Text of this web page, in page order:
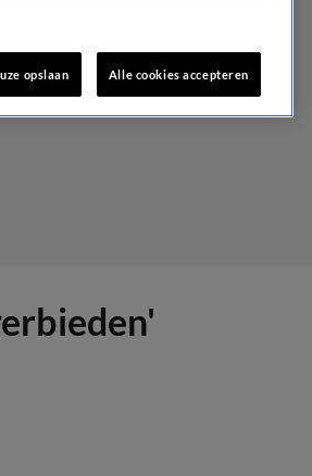
opslaan Alle cookies accepteren